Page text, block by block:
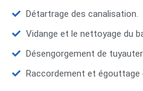
Détartrage des canalisation.
Vidange et le nettoyage du
Désengorgement de
Raccordement et égouttage